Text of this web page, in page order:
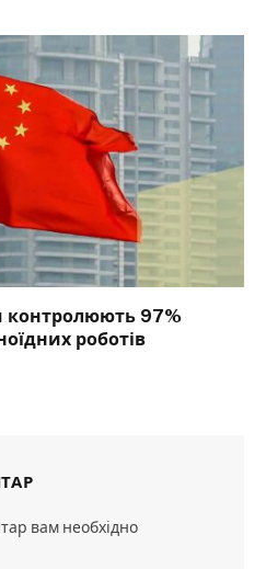
контролюють 97%
роботів
вам необхідно